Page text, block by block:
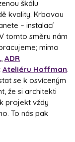
škálu
kvality. Krbovou
– instalací
tomto směru nám
mimo
ADR
Ateliéru Hoffman
se k osvíceným
že si architekti
projekt vždy
To nás pak